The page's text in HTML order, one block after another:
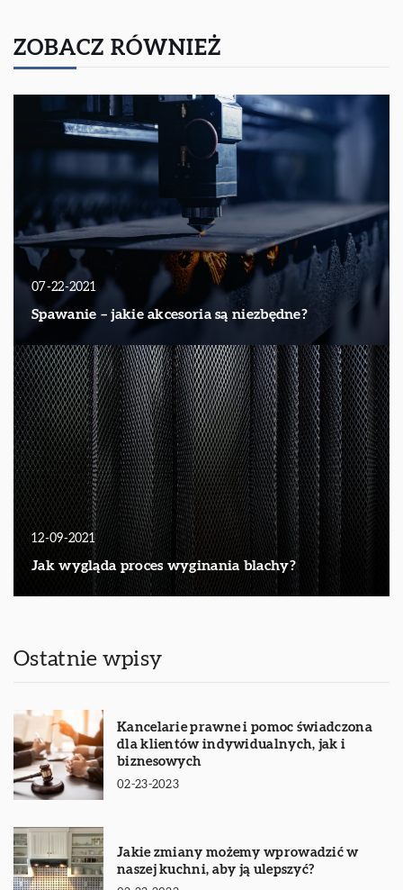
ZOBACZ RÓWNIEŻ
07-22-2021
Spawanie – jakie akcesoria są niezbędne?
12-09-2021
Jak wygląda proces wyginania blachy?
Ostatnie wpisy
Kancelarie prawne i pomoc świadczona
dla klientów indywidualnych, jak i
biznesowych
02-23-2023
Jakie zmiany możemy wprowadzić w
naszej kuchni, aby ją ulepszyć?